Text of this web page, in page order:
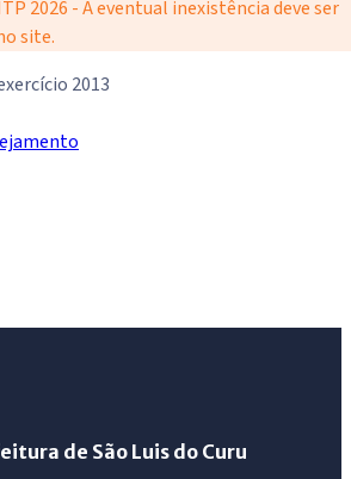
2026 - A eventual inexistência deve ser
site.
2013
de São Luis do Curu